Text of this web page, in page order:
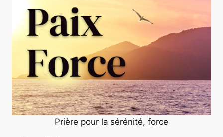
Prière pour la sérénité, force